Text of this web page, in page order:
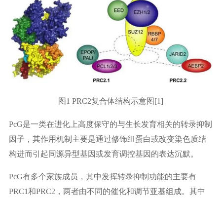
图1 PRC2复合体结构示意图[1]
PcG是一类在进化上高度保守的与生长发育相关的转录抑制
因子，其作用机制主要是通过修饰组蛋白或改变染色质结
构进而引起同源异型基因或发育调控基因的表达沉默。
PcG有多个家族成员，其中发挥转录抑制功能的主要有
PRC1和PRC2，两者由不同的催化和调节亚基组成。其中